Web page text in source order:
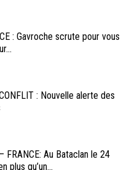
: Gavroche scrute pour vous
: Nouvelle alerte des
FRANCE: Au Bataclan le 24
plus qu’un...